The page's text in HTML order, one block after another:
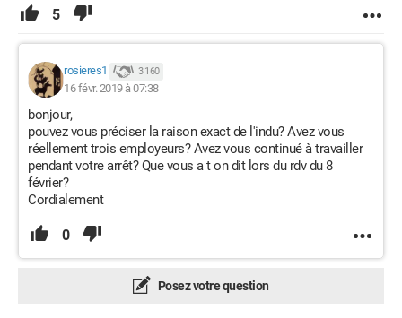
5
rosieres1 3 160
16 févr. 2019 à 07:38
bonjour,
pouvez vous préciser la raison exact de l'indu? Avez vous
réellement trois employeurs? Avez vous continué à travailler
pendant votre arrêt? Que vous a t on dit lors du rdv du 8
février?
Cordialement
0
Posez votre question